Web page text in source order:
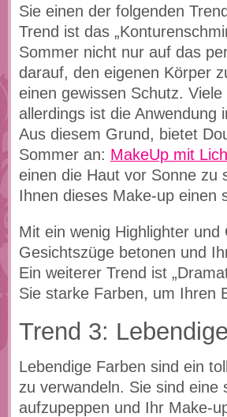
Sie einen der folgenden
Trend ist das
Sommer nicht nur auf das
darauf, den eigenen Körper
einen gewissen Schutz.
allerdings ist die Anwendung
Aus diesem Grund, bietet
Sommer an: MakeUp mit
einen die Haut vor Sonne zu
Ihnen dieses Make-up einen
Mit ein wenig Highlighter
Gesichtszüge betonen und
Ein weiterer Trend ist
Sie starke Farben, um Ihren
Trend 3:
Lebendige Farben sind ein
zu verwandeln. Sie sind
aufzupeppen und Ihr Make-